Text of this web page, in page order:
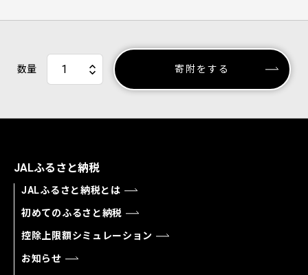
数量 寄附をする
JALふるさと納税
JALふるさと納税とは
初めてのふるさと納税
控除上限額シミュレーション
お知らせ